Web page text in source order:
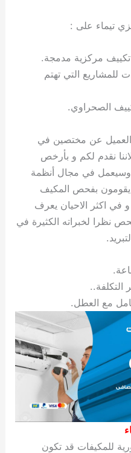
تيماء على :
مركزية مدمجة.
للمشاريع التي تهتم
الصحراوي.
عن مختصين في
نقدم لكم و بأرخص
في مجال أنظمة
يقومون بفحص المكيف
في اكثر الاحيان يعرف
نظرا لخبراته الكثيرة في
التكلفة..
مع العطل.
للمكيفات قد تكون